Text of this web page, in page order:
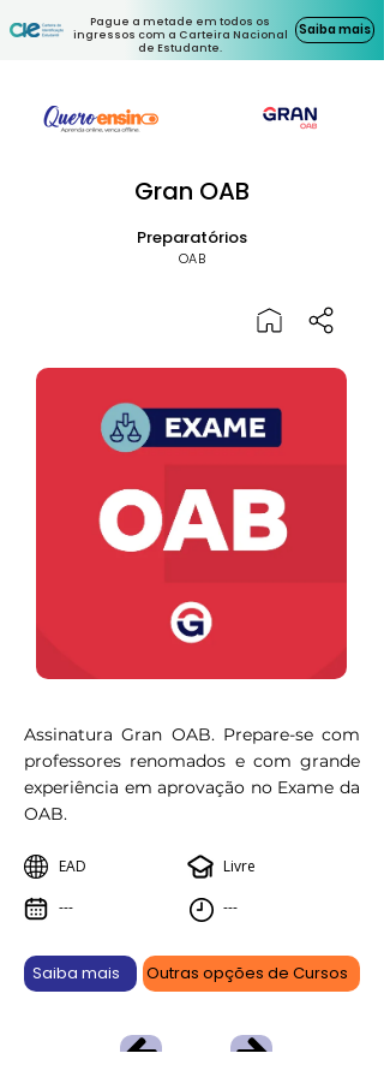
Pague a metade em todos os
ingressos com a Carteira Nacional
de Estudante.
Saiba mais
Gran OAB
Preparatórios
OAB
Assinatura Gran OAB. Prepare-se com
professores renomados e com grande
experiência em aprovação no Exame da
OAB.
EAD
---
Livre
---
Saiba mais Outras opções de Cursos